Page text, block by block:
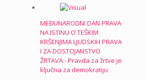
MEĐUNARODNI DAN PRAVA
NA ISTINU O TEŠKIM
KRŠENJIMA LJUDSKIH PRAVA
I ZA DOSTOJANSTVO
ŽRTAVA - Pravda za žrtve je
ključna za demokratiju